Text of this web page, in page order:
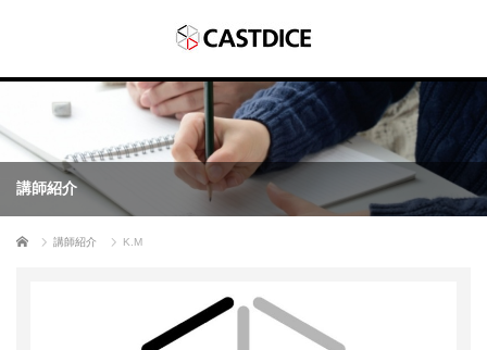
講師紹介
ホーム 講師紹介 K.M